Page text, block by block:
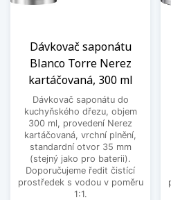
Dávkovač saponátu
Blanco Torre Nerez
kartáčovaná, 300 ml
Dávkovač saponátu do
kuchyňského dřezu, objem
300 ml, provedení Nerez
kartáčovaná, vrchní plnění,
standardní otvor 35 mm
(stejný jako pro baterii).
Doporučujeme ředit čistící
prostředek s vodou v poměru
1:1.